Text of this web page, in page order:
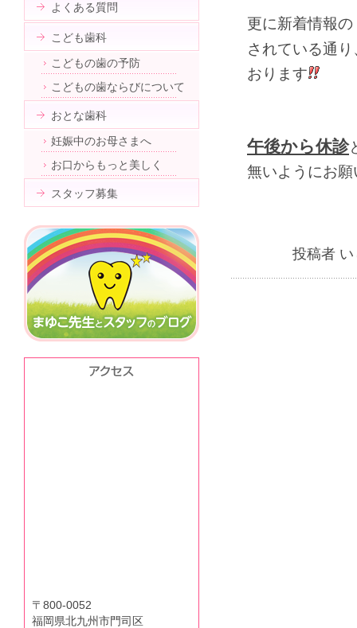
更に新着情報
されている通り
おります
午後から休診
無いようにお
投稿者
よくある質問
こども歯科
こどもの歯の予防
こどもの歯ならびについて
おとな歯科
妊娠中のお母さまへ
お口からもっと美しく
スタッフ募集
〒800-0052
福岡県北九州市門司区